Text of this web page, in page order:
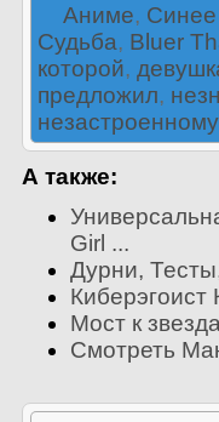
Аниме, Синее
Судьба, Bluer
которой,
предложил,
незастроенному
А также:
Girl ...
Дурни,
Киберэгоист
Мост к
Смотреть